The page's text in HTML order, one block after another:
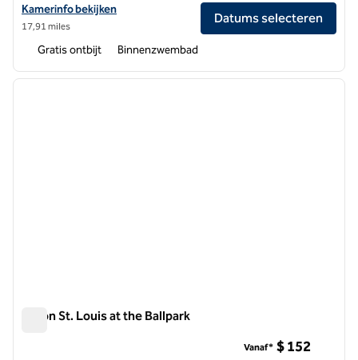
Bekijk hoteldetails voor Embassy Suites by Hilton St. Louis
Kamerinfo bekijken
17,91 miles
Datums selecteren
Gratis ontbijt Binnenzwembad
1 van 12
Hilton St. Louis at the Ballpark
Vanaf* $ 152